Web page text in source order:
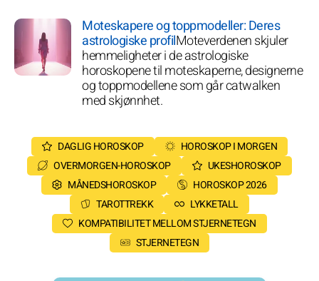
Moteskapere og toppmodeller: Deres
astrologiske profilMoteverdenen skjuler
hemmeligheter i de astrologiske
horoskopene til moteskaperne, designerne
og toppmodellene som går catwalken
med skjønnhet.
DAGLIG HOROSKOP
HOROSKOP I MORGEN
OVERMORGEN-HOROSKOP
UKESHOROSKOP
MÅNEDSHOROSKOP
HOROSKOP 2026
TAROTTREKK
LYKKETALL
KOMPATIBILITET MELLOM STJERNETEGN
STJERNETEGN